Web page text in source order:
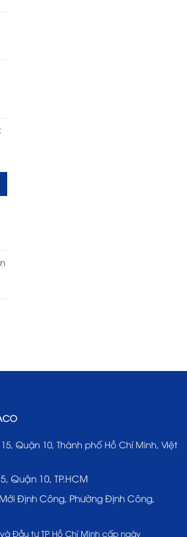
Quận 10, Thành phố Hồ Chí Minh, Việt
Quận 10, TP.HCM
Định Công, Phường Định Công,
Đầu tư TP Hồ Chí Minh cấp ngày